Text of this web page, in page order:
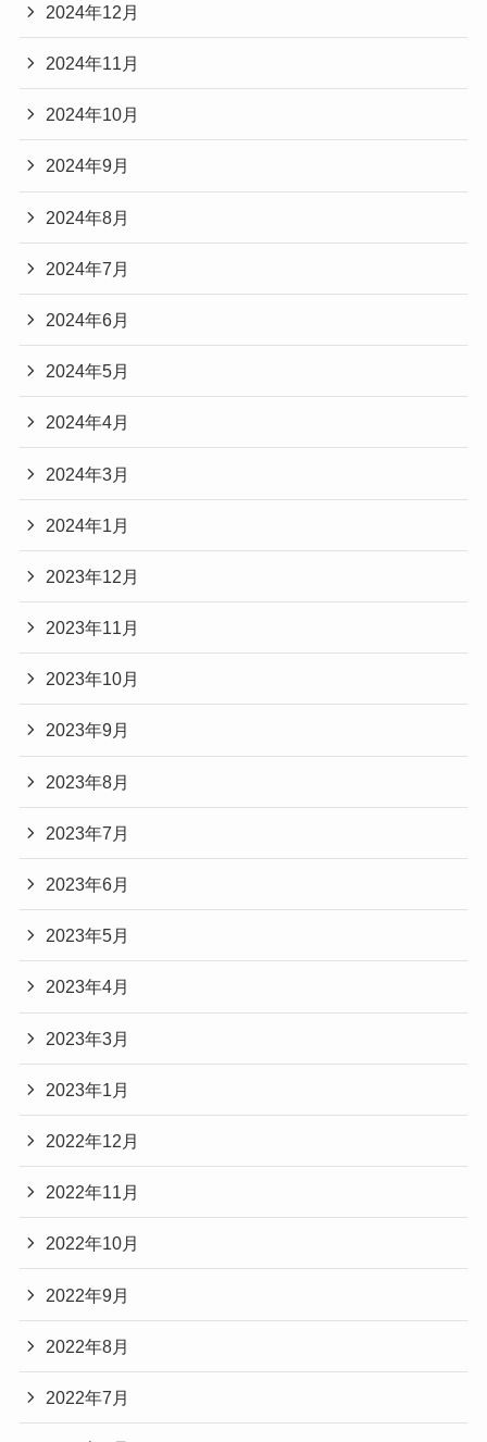
2024年12月
2024年11月
2024年10月
2024年9月
2024年8月
2024年7月
2024年6月
2024年5月
2024年4月
2024年3月
2024年1月
2023年12月
2023年11月
2023年10月
2023年9月
2023年8月
2023年7月
2023年6月
2023年5月
2023年4月
2023年3月
2023年1月
2022年12月
2022年11月
2022年10月
2022年9月
2022年8月
2022年7月